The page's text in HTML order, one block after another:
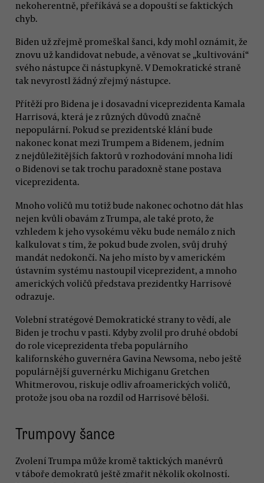
nekoherentně, přeříkává se a dopouští se faktických
chyb.
Biden už zřejmě promeškal šanci, kdy mohl oznámit, že
znovu už kandidovat nebude, a věnovat se „kultivování“
svého nástupce či nástupkyně. V Demokratické straně
tak nevyrostl žádný zřejmý nástupce.
Přítěží pro Bidena je i dosavadní viceprezidenta Kamala
Harrisová, která je z různých důvodů značně
nepopulární. Pokud se prezidentské klání bude
nakonec konat mezi Trumpem a Bidenem, jedním
z nejdůležitějších faktorů v rozhodování mnoha lidí
o Bidenovi se tak trochu paradoxně stane postava
viceprezidenta.
Mnoho voličů mu totiž bude nakonec ochotno dát hlas
nejen kvůli obavám z Trumpa, ale také proto, že
vzhledem k jeho vysokému věku bude nemálo z nich
kalkulovat s tím, že pokud bude zvolen, svůj druhý
mandát nedokončí. Na jeho místo by v americkém
ústavním systému nastoupil viceprezident, a mnoho
amerických voličů představa prezidentky Harrisové
odrazuje.
Volební stratégové Demokratické strany to vědí, ale
Biden je trochu v pasti. Kdyby zvolil pro druhé období
do role viceprezidenta třeba populárního
kalifornského guvernéra Gavina Newsoma, nebo ještě
populárnější guvernérku Michiganu Gretchen
Whitmerovou, riskuje odliv afroamerických voličů,
protože jsou oba na rozdíl od Harrisové běloši.
Trumpovy šance
Zvolení Trumpa může kromě taktických manévrů
v táboře demokratů ještě zmařit několik okolností.